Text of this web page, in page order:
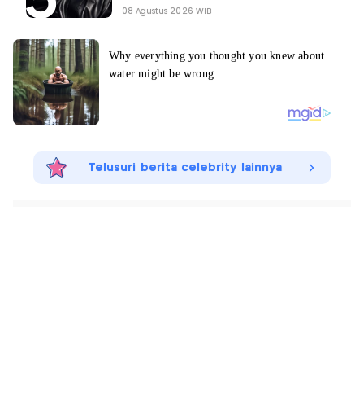
08 Agustus 2026 WIB
Telusuri berita celebrity lainnya